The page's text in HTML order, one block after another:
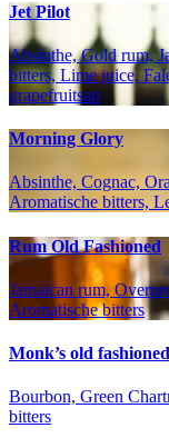
Jet Pilot
Absinthe, Gold rum,
bitters, Lime juice,
grapefruitsap
Morning Glory
Absinthe, Cognac,
Aromatische bitters,
Rum Old Fashioned
Jamaican rum,
Aromatische bitters
Monk’s old fashioned
Bourbon, Green
bitters